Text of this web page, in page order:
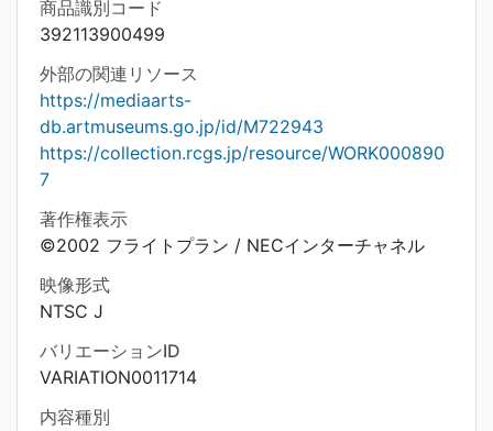
商品識別コード
392113900499
外部の関連リソース
https://mediaarts-
db.artmuseums.go.jp/id/M722943
https://collection.rcgs.jp/resource/WORK000890
7
著作権表示
©2002 フライトプラン / NECインターチャネル
映像形式
NTSC J
バリエーションID
VARIATION0011714
内容種別